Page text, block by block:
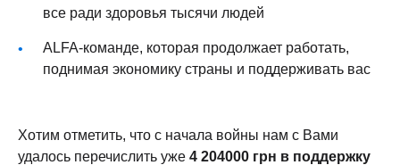
все ради здоровья тысячи людей
ALFA-команде, которая продолжает работать,
поднимая экономику страны и поддерживать вас
Хотим отметить, что с начала войны нам с Вами
удалось перечислить уже 4 204000 грн в поддержку